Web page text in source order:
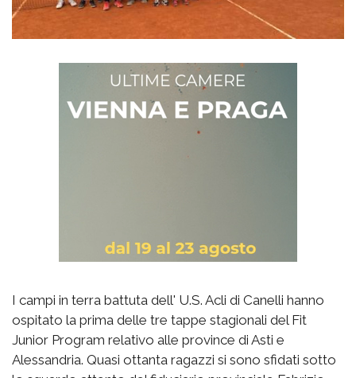
I campi in terra battuta dell' U.S. Acli di Canelli hanno
ospitato la prima delle tre tappe stagionali del Fit
Junior Program relativo alle province di Asti e
Alessandria. Quasi ottanta ragazzi si sono sfidati sotto